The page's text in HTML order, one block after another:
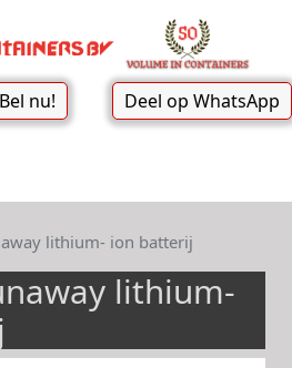
Bel nu! Deel op WhatsApp
lithium- ion batterij
lithium-